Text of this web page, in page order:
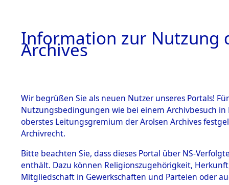
BESTÄNDE
1.
Information zur Nutzung
Archives
Wir begrüßen Sie als neuen Nutzer unseres Portals!
Nutzungsbedingungen wie bei einem Archivbesuch
oberstes Leitungsgremium der Arolsen Archives
Archivrecht.
Bitte beachten Sie, dass dieses Portal über NS-
enthält. Dazu können Religionszugehörigkeit,
Mitgliedschaft in Gewerkschaften und Parteien oder